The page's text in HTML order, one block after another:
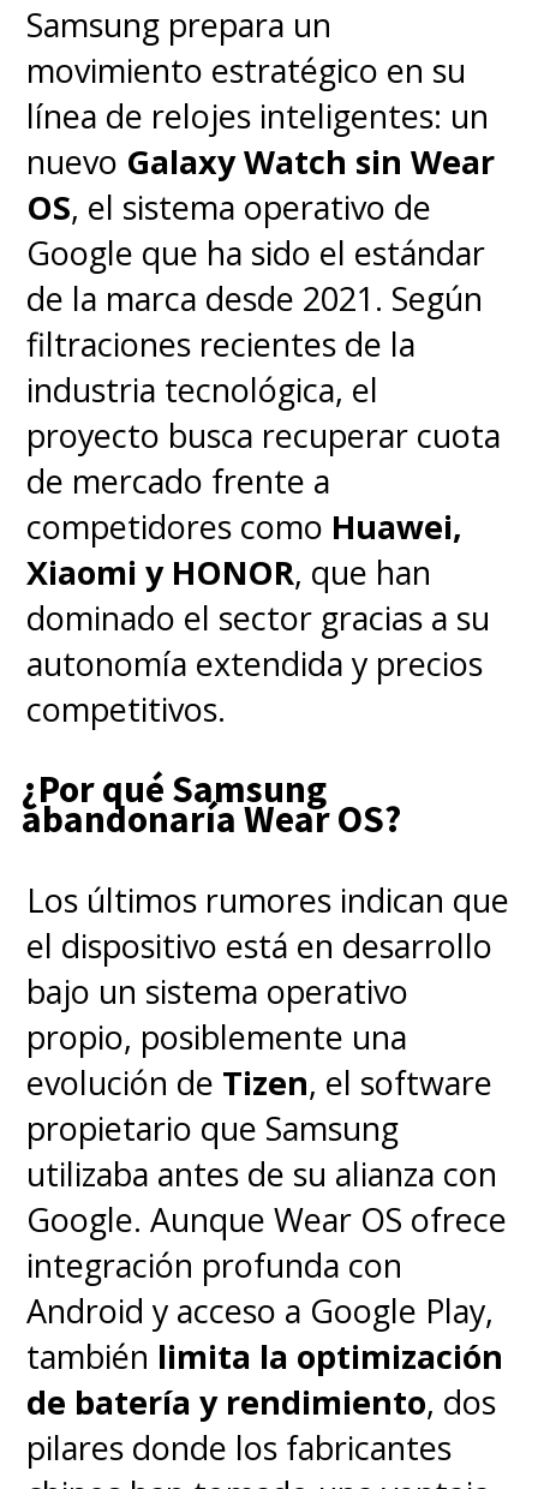
con el anuncio de Samsung.
Las dudas con respecto a
estas Galaxy XR van por el
lado de saber cuándo y cómo
saldrán de su país natal y el
precio en que lo harán, así
como también si llegarán a
Chile y Latam. Sin embargo, la
compañía surcoreana promete
lanzamiento internacional
rápido, jugada que servirá para
ver si logran una verdadera
masificación o se queda como
un producto de nicho premium.
Samsung prepara un
movimiento estratégico en su
línea de relojes inteligentes: un
nuevo Galaxy Watch sin Wear
OS, el sistema operativo de
Google que ha sido el estándar
de la marca desde 2021. Según
filtraciones recientes de la
industria tecnológica, el
proyecto busca recuperar cuota
de mercado frente a
competidores como Huawei,
Xiaomi y HONOR, que han
dominado el sector gracias a su
autonomía extendida y precios
competitivos.
¿Por qué Samsung
abandonaría Wear OS?
Los últimos rumores indican que
el dispositivo está en desarrollo
bajo un sistema operativo
propio, posiblemente una
evolución de Tizen, el software
propietario que Samsung
utilizaba antes de su alianza con
Google. Aunque Wear OS ofrece
integración profunda con
Android y acceso a Google Play,
también limita la optimización
de batería y rendimiento, dos
pilares donde los fabricantes